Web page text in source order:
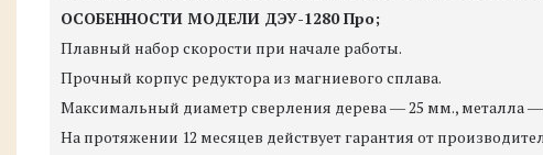
ОСОБЕННОСТИ МОДЕЛИ ДЭУ-1280 Про;
Плавный набор скорости при начале работы.
Прочный корпус редуктора из магниевого сплава.
Максимальный диаметр сверления дерева ― 25 мм., металла
На протяжении 12 месяцев действует гарантия от